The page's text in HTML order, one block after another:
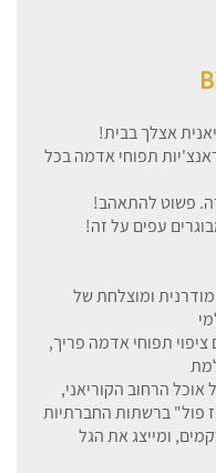
אצלך בבית!
תפוחי אדמה בכל
פשוט להתאהב!
עפים על זה!
מודרנית ומוצלחת של
תפוחי אדמה פריך,
הרחוב הקוריאני,
פול" ברשתות החברתיות
ומייצג את הגל